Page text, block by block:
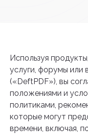
Используя
услуги, форумы или
(«DeftPDF»), вы
положениями и
политиками,
которые могут
времени, включая,